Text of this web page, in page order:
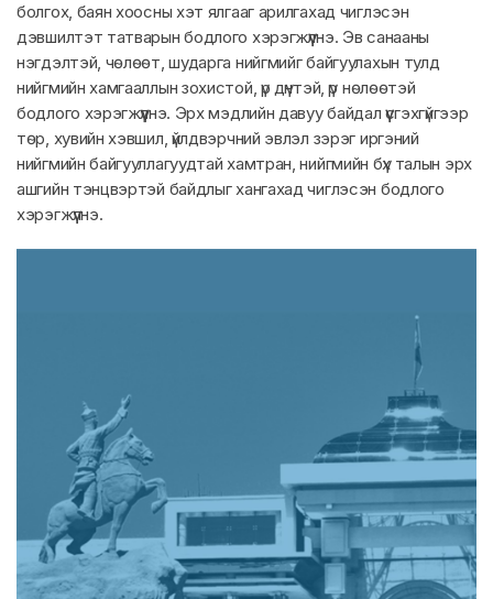
болгох, баян хоосны хэт ялгааг арилгахад чиглэсэн
дэвшилтэт татварын бодлого хэрэгжүүлнэ. Эв санааны
нэгдэлтэй, чөлөөт, шударга нийгмийг байгуулахын тулд
нийгмийн хамгааллын зохистой, үр дүнтэй, үр нөлөөтэй
бодлого хэрэгжүүлнэ. Эрх мэдлийн давуу байдал үүсгэхгүйгээр
төр, хувийн хэвшил, үйлдвэрчний эвлэл зэрэг иргэний
нийгмийн байгууллагуудтай хамтран, нийгмийн бүх талын эрх
ашгийн тэнцвэртэй байдлыг хангахад чиглэсэн бодлого
хэрэгжүүлнэ.